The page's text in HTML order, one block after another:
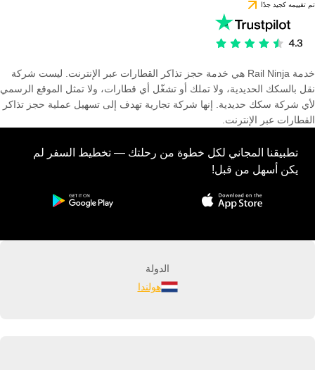
تم تقييمه كجيد جدًا
خدمة Rail Ninja هي خدمة حجز تذاكر القطارات عبر الإنترنت. ليست شركة
نقل بالسكك الحديدية، ولا تملك أو تشغّل أي قطارات، ولا تمثل الموقع الرسمي
لأي شركة سكك حديدية. إنها شركة تجارية تهدف إلى تسهيل عملية حجز تذاكر
القطارات عبر الإنترنت.
تطبيقنا المجاني لكل خطوة من رحلتك — تخطيط السفر لم
يكن أسهل من قبل!
الدولة
هولندا